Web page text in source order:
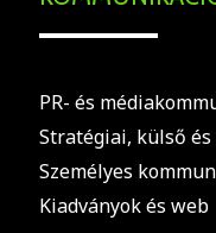
PR- és
Stratégiai, külső
Személyes
Kiadványok és web